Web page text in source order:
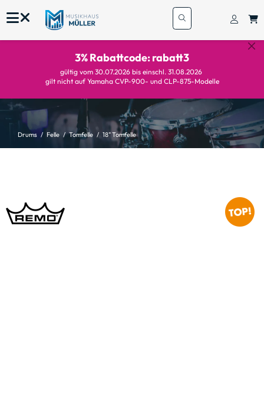
3% Rabattcode: rabatt3
gültig vom 30.07.2026 bis einschl. 31.08.2026
gilt nicht auf Yamaha CVP-900- und CLP-875-Modelle
Drums Felle Tomfelle 18" Tomfelle